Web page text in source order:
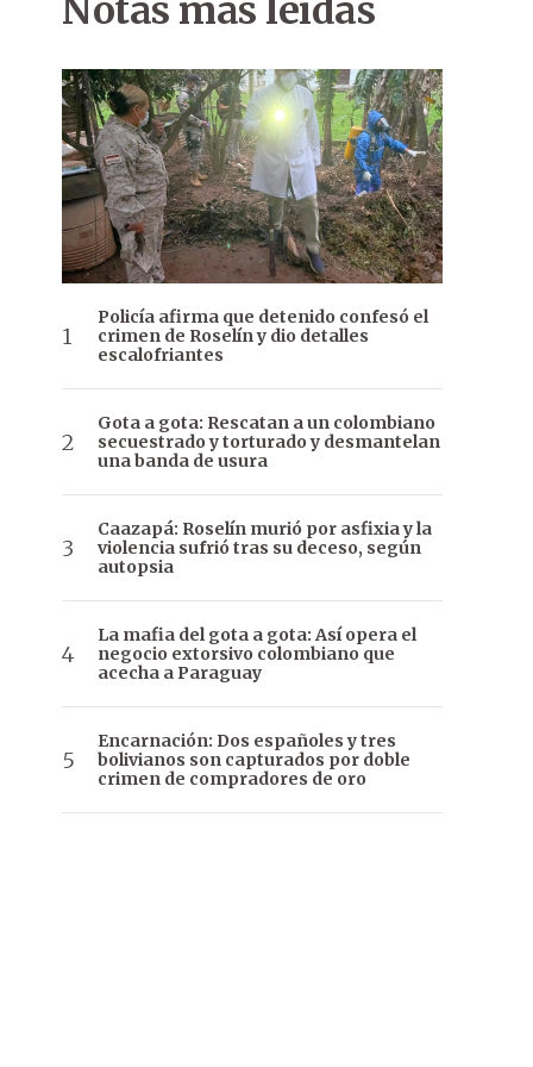
Notas más leídas
Policía afirma que detenido confesó el
crimen de Roselín y dio detalles
escalofriantes
Gota a gota: Rescatan a un colombiano
secuestrado y torturado y desmantelan
una banda de usura
Caazapá: Roselín murió por asfixia y la
violencia sufrió tras su deceso, según
autopsia
La mafia del gota a gota: Así opera el
negocio extorsivo colombiano que
acecha a Paraguay
Encarnación: Dos españoles y tres
bolivianos son capturados por doble
crimen de compradores de oro